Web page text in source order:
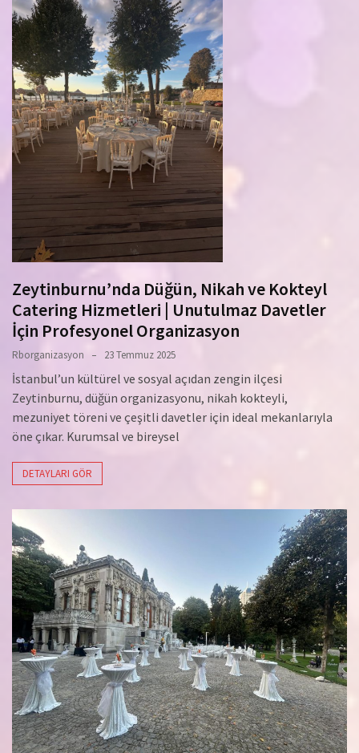
Zeytinburnu’nda Düğün, Nikah ve Kokteyl
Catering Hizmetleri | Unutulmaz Davetler
İçin Profesyonel Organizasyon
Rborganizasyon 23 Temmuz 2025
İstanbul’un kültürel ve sosyal açıdan zengin ilçesi
Zeytinburnu, düğün organizasyonu, nikah kokteyli,
mezuniyet töreni ve çeşitli davetler için ideal mekanlarıyla
öne çıkar. Kurumsal ve bireysel
DETAYLARI GÖR